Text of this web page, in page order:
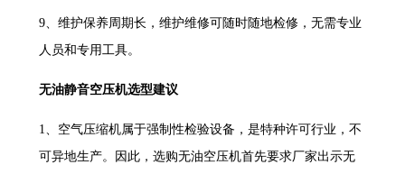
9、维护保养周期长，维护维修可随时随地检修，无需专业
人员和专用工具。
无油静音空压机选型建议
1、空气压缩机属于强制性检验设备，是特种许可行业，不
可异地生产。因此，选购无油空压机首先要求厂家出示无